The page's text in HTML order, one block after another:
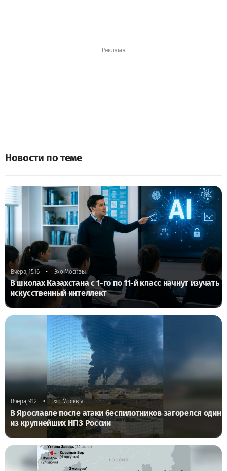
Новости по теме
Вчера, 15:16 • Эхо Москвы
В школах Казахстана с 1-го по 11-й класс начнут изучать
искусственный интеллект
Вчера, 9:12 • Эхо Москвы
В Ярославле после атаки беспилотников загорелся один
из крупнейших НПЗ России